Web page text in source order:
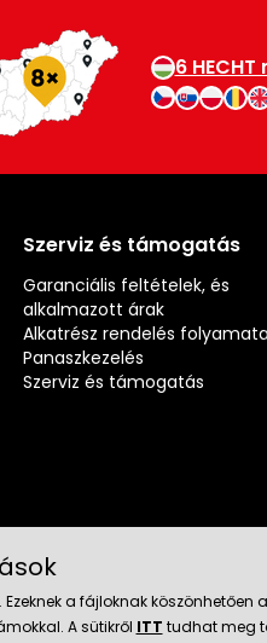
6
Szerviz és támogatás
Garanciális feltételek, és
alkalmazott árak
Alkatrész rendelés folyamata
Panaszkezelés
Szerviz és támogatás
a fájloknak
A sütikről ITT tudhat meg